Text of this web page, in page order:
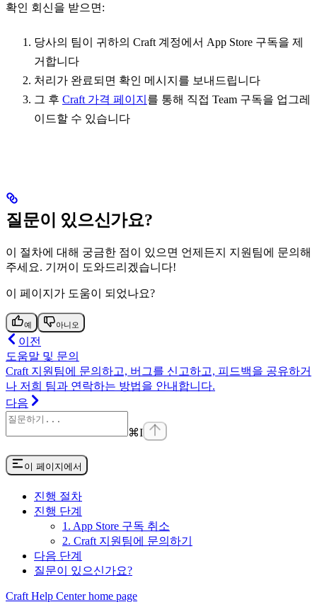
확인 회신을 받으면:
당사의 팀이 귀하의 Craft 계정에서 App Store 구독을 제
거합니다
처리가 완료되면 확인 메시지를 보내드립니다
그 후 Craft 가격 페이지 를 통해 직접 Team 구독을 업그레
이드할 수 있습니다
질문이 있으신가요?
이 절차에 대해 궁금한 점이 있으면 언제든지 지원팀에 문의해
주세요. 기꺼이 도와드리겠습니다!
이 페이지가 도움이 되었나요?
예 아니오
이전
도움말 및 문의
Craft 지원팀에 문의하고, 버그를 신고하고, 피드백을 공유하거
나 저희 팀과 연락하는 방법을 안내합니다.
다음
⌘I
이 페이지에서
진행 절차
진행 단계
1. App Store 구독 취소
2. Craft 지원팀에 문의하기
다음 단계
질문이 있으신가요?
Craft Help Centerhome page